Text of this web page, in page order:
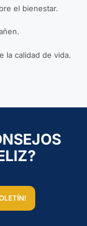
el bienestar.
la calidad de vida.